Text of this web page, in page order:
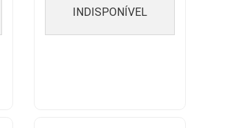
INDISPONÍVEL